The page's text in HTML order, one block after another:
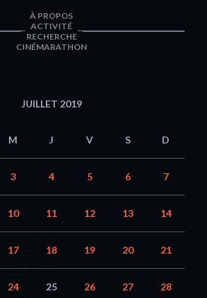
À PROPOS
ACTIVITÉ
RECHERCHE
CINÉMARATHON
JUILLET 2019
M J V S D
3 4 5 6 7
10 11 12 13 14
17 18 19 20 21
24 25 26 27 28